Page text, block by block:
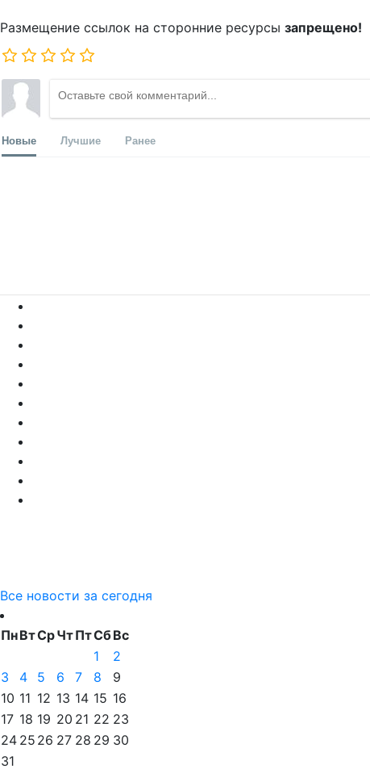
Размещение ссылок на сторонние ресурсы запрещено!
Новые Лучшие Ранее
Все новости за сегодня
ПнВтСрЧтПтСбВс
1
2
3
4 5 6 7 8
9
10 11 12 13 14 15 16
17 18 19 20 21 22 23
24 25 26 27 28 29 30
31